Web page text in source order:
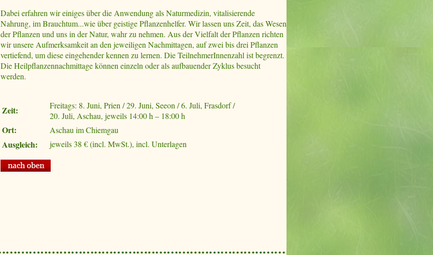
Dabei erfahren wir einiges über die Anwendung als Naturmedizin, vitalisierende
Nahrung, im Brauchtum...wie über geistige Pflanzenhelfer. Wir lassen uns Zeit, das Wesen
der Pflanzen und uns in der Natur, wahr zu nehmen. Aus der Vielfalt der Pflanzen richten
wir unsere Aufmerksamkeit an den jeweiligen Nachmittagen, auf zwei bis drei Pflanzen
vertiefend, um diese eingehender kennen zu lernen. Die TeilnehmerInnenzahl ist begrenzt.
Die Heilpflanzennachmittage können einzeln oder als aufbauender Zyklus besucht
werden.
Zeit:
Freitags: 8. Juni, Prien / 29. Juni, Seeon / 6. Juli, Frasdorf /
20. Juli, Aschau, jeweils 14:00 h – 18:00 h
Ort: Aschau im Chiemgau
Ausgleich: jeweils 38 € (incl. MwSt.), incl. Unterlagen